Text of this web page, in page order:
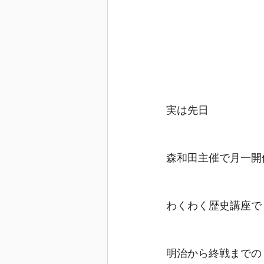
実は先日
森和田主催で月一開
わくわく歴史講座で
明治から終戦までの